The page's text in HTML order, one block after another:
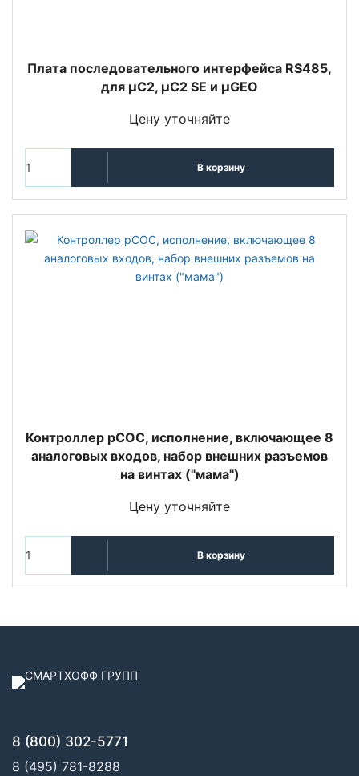
Плата последовательного интерфейса RS485,
для µC2, µC2 SE и µGEO
Цену уточняйте
В корзину
Контроллер pCOC, исполнение, включающее 8
аналоговых входов, набор внешних разъемов
на винтах ("мама")
Цену уточняйте
В корзину
8 (800) 302-5771
8 (495) 781-8288